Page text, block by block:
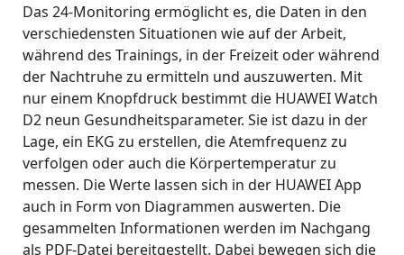
Das 24-Monitoring ermöglicht es, die Daten in den
verschiedensten Situationen wie auf der Arbeit,
während des Trainings, in der Freizeit oder während
der Nachtruhe zu ermitteln und auszuwerten. Mit
nur einem Knopfdruck bestimmt die HUAWEI Watch
D2 neun Gesundheitsparameter. Sie ist dazu in der
Lage, ein EKG zu erstellen, die Atemfrequenz zu
verfolgen oder auch die Körpertemperatur zu
messen. Die Werte lassen sich in der HUAWEI App
auch in Form von Diagrammen auswerten. Die
gesammelten Informationen werden im Nachgang
als PDF-Datei bereitgestellt. Dabei bewegen sich die